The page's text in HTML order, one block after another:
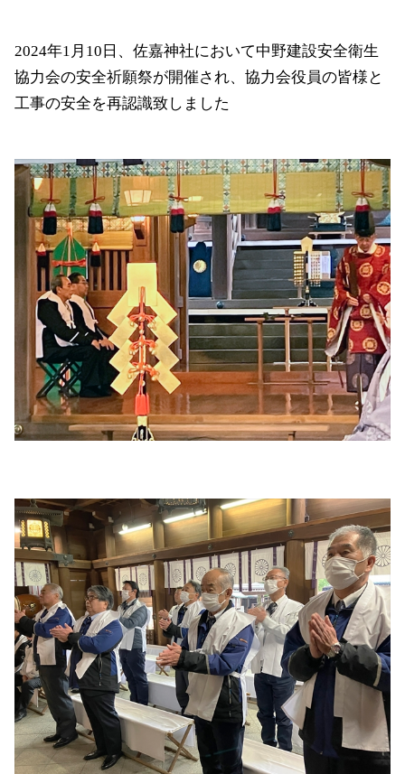
2024年1月10日、佐嘉神社において中野建設安全衛生
協力会の安全祈願祭が開催され、協力会役員の皆様と
工事の安全を再認識致しました